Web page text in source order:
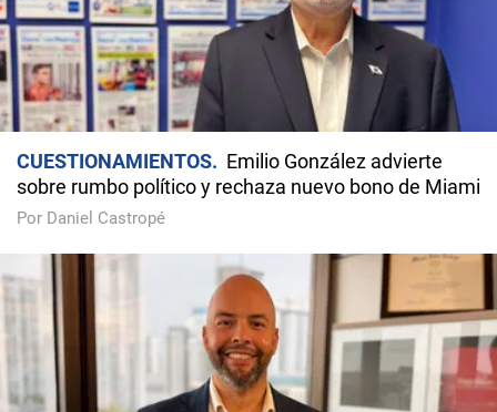
CUESTIONAMIENTOS
Emilio González advierte
sobre rumbo político y rechaza nuevo bono de Miami
Por Daniel Castropé